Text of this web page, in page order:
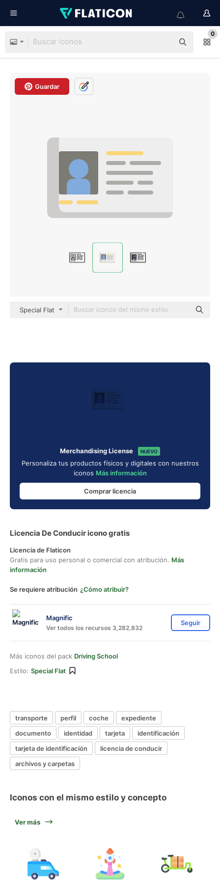
0
Guardar
Special Flat
Merchandising License NUEVO
Personaliza tus productos físicos y digitales con nuestros
iconos Más información
Comprar licencia
Licencia De Conducir icono gratis
Licencia de Flaticon
Gratis para uso personal o comercial con atribución. Más
información
Se requiere atribución ¿Cómo atribuir?
Magnific
Ver todos los recursos 3,282,832
Seguir
Más iconos del pack Driving School
Estilo: Special Flat
transporte perfil coche
expediente
documento
identidad tarjeta
identificación
tarjeta de identificación
licencia de conducir
archivos y carpetas
Iconos con el mismo estilo y concepto
Ver más